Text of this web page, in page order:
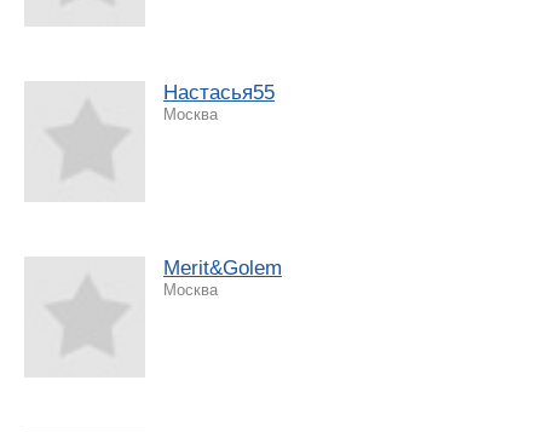
Настасья55
Москва
Merit&Golem
Москва